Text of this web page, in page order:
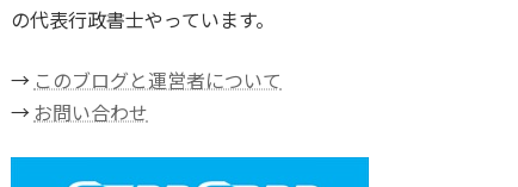
の代表行政書士やっています。
→ このブログと運営者について
→ お問い合わせ